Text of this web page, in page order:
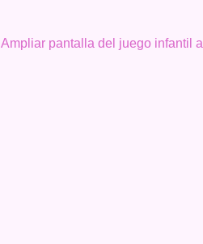
Ampliar pantalla del juego infantil a